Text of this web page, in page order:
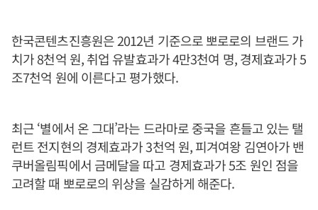
한국콘텐츠진흥원은 2012년 기준으로 뽀로로의 브랜드 가
치가 8천억 원, 취업 유발효과가 4만3천여 명, 경제효과가 5
조7천억 원에 이른다고 평가했다.
최근 ‘별에서 온 그대’라는 드라마로 중국을 흔들고 있는 탤
런트 전지현의 경제효과가 3천억 원, 피겨여왕 김연아가 밴
쿠버올림픽에서 금메달을 따고 경제효과가 5조 원인 점을
고려할 때 뽀로로의 위상을 실감하게 해준다.